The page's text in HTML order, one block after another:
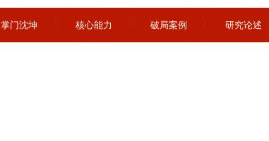
掌门沈坤 核心能力 破局案例 研究论述